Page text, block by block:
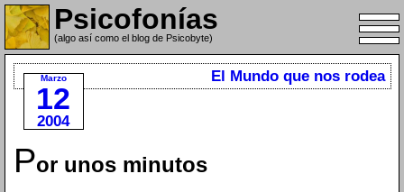
Psicofonías
(algo así como el blog de Psicobyte)
Marzo
12
2004
El Mundo que nos rodea
Por unos minutos